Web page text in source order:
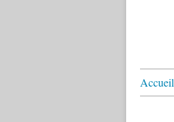
Accueil